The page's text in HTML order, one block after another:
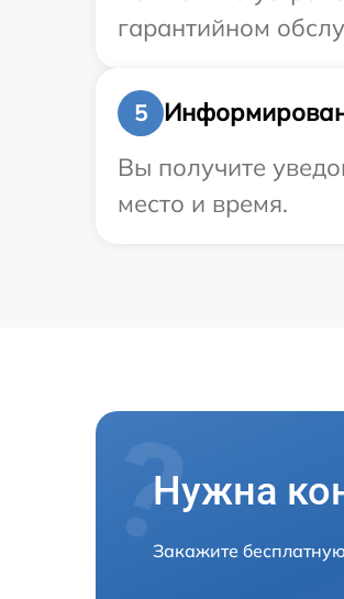
гарантийном
5
Вы получите
место и время.
Нужна
Закажите